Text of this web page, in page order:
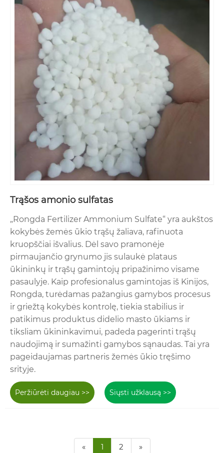
Trąšos amonio sulfatas
„Rongda Fertilizer Ammonium Sulfate“ yra aukštos
kokybės žemės ūkio trąšų žaliava, rafinuota
kruopščiai išvalius. Dėl savo pramonėje
pirmaujančio grynumo jis sulaukė plataus
ūkininkų ir trąšų gamintojų pripažinimo visame
pasaulyje. Kaip profesionalus gamintojas iš Kinijos,
Rongda, turėdamas pažangius gamybos procesus
ir griežtą kokybės kontrolę, tiekia stabilius ir
patikimus produktus didelio masto ūkiams ir
tiksliam ūkininkavimui, padeda pagerinti trąšų
naudojimą ir sumažinti gamybos sąnaudas. Tai yra
pageidaujamas partneris žemės ūkio tręšimo
srityje.
Peržiūrėti daugiau >> Siųsti užklausą >>
« 1 2 »